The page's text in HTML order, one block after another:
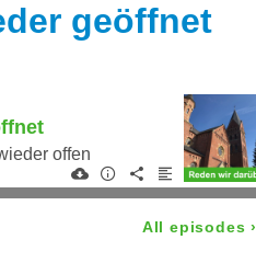
geöffnet
offen
All episodes ›